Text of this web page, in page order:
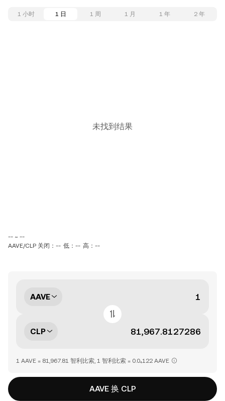
1 小时 1 日 1 周 1 月 1 年 2 年
未找到结果
-- ~ --
AAVE/CLP 关闭：-- 低：-- 高：--
AAVE
CLP
1 AAVE = 81,967.81 智利比索, 1 智利比索 = 0.0₄122 AAVE
AAVE 换 CLP